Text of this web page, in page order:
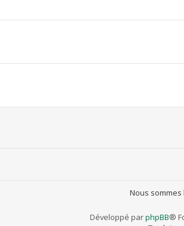
Nous sommes
Développé parphpBB®